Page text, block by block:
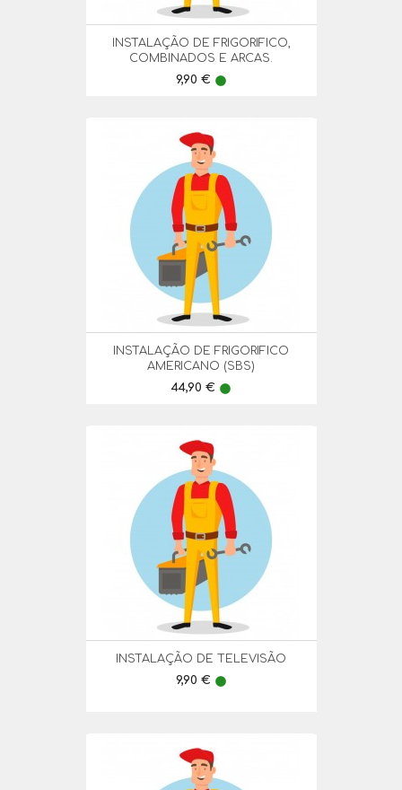
INSTALAÇÃO DE FRIGORIFICO,
COMBINADOS E ARCAS.
Preço
9,90 € lens
INSTALAÇÃO DE FRIGORIFICO
AMERICANO (SBS)
Preço
44,90 € lens
INSTALAÇÃO DE TELEVISÃO
Preço
9,90 € lens